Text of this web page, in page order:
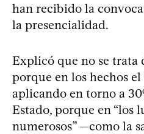
han recibido la
la presencialidad.
Explicó que no se trata
porque en los hechos
aplicando en torno a
Estado, porque en “los
numerosos” —como la